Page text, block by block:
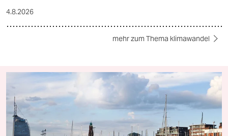
4.8.2026
mehr zum Thema klimawandel